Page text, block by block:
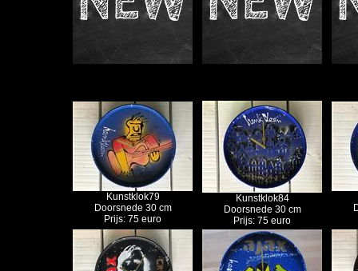
Kunstklok79
Doorsnede 30 cm
Prijs: 75 euro
Kunstklok84
Doorsnede 30 cm
Prijs: 75 euro